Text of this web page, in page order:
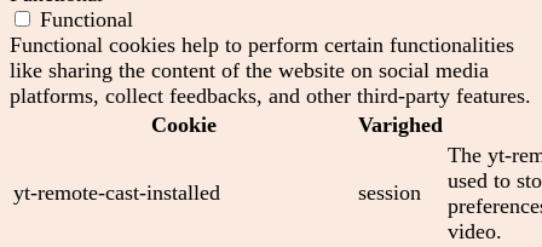
Functional
Functional cookies help to perform certain functionalities
like sharing the content of the website on social media
platforms, collect feedbacks, and other third-party features.
Cookie
Varighed
yt-remote-cast-installed session
The yt-
used to
video.